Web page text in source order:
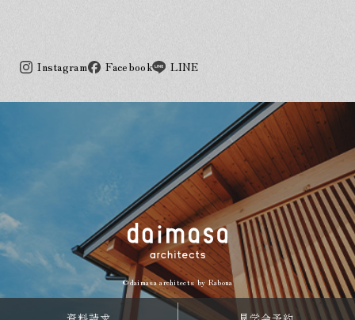
Instagram Facebook LINE
©daimasa architects byRabona